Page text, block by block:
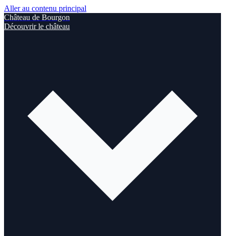
Aller au contenu principal
Château de Bourgon
Découvrir le château